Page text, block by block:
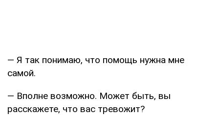
— Я так понимаю, что помощь нужна мне
самой.
— Вполне возможно. Может быть, вы
расскажете, что вас тревожит?